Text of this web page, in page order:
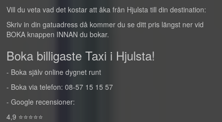
Vill du veta vad det kostar att åka från Hjulsta till din destination:
Skriv in din gatuadress då kommer du se ditt pris längst ner vid
BOKA knappen INNAN du bokar.
Boka billigaste Taxi i Hjulsta!
- Boka själv online dygnet runt
- Boka via telefon: 08-57 15 15 57
- Google recensioner:
4,9 ⭐⭐⭐⭐⭐